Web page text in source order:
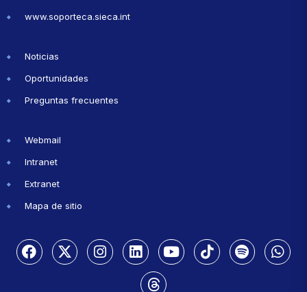
www.soporteca.sieca.int
Noticias
Oportunidades
Preguntas frecuentes
Webmail
Intranet
Extranet
Mapa de sitio